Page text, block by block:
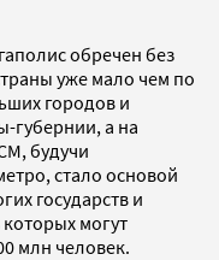
обречен без
уже мало чем по
городов и
губернии, а на
будучи
стало основой
государств и
могут
млн человек.